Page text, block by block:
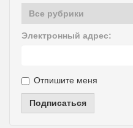
Электронный адрес:
Отпишите меня
Подписаться